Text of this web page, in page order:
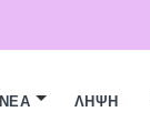
ΝΈΑ ΛΉΨΗ